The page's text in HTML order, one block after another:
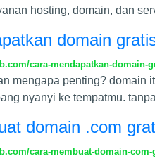
hosting, domain, dan
domain
cara-mendapatkan-domain-
mengapa penting? domain
nyanyi ke tempatmu.
domain .com
cara-membuat-domain-